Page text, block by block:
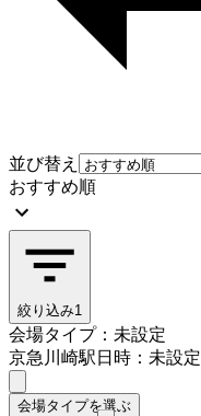
並び替え
おすすめ順
絞り込み1
会場タイプ：未設定
京急川崎駅日時：未設定
会場タイプを選ぶ